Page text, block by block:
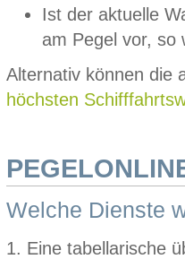
Ist der aktuelle
am Pegel vor,
Alternativ können die
höchsten
Welche Dienste
1. Eine tabellarische